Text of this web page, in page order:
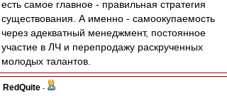
есть самое главное - правильная стратегия
существования. А именно - самоокупаемость
через адекватный менеджмент, постоянное
участие в ЛЧ и перепродажу раскрученных
молодых талантов.
RedQuite -